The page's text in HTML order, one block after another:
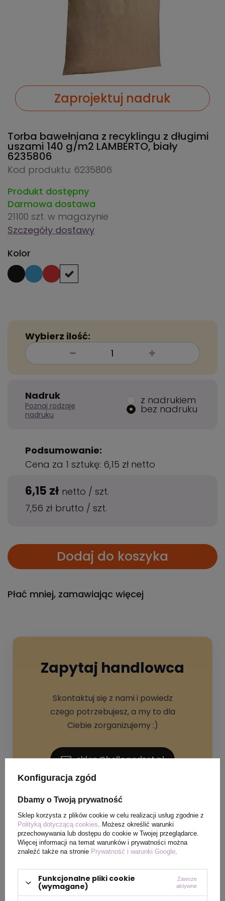
Zaprojektuj nadruk
Torba bawełniana z recyklingu z długimi
uszami 140 g/m2 LAMBERTO, biały
6235806
Kod produktu: 6235806
Produkt dostępny
Darmowa dostawa
21100 szt. w magazynie
Szczegóły dostawy
Kolor
Wybierz ilość:
Nadruk
Poznaj rodzaje
nadruku
z nadrukiem
bez nadruku
Podsumowanie:
Cena za 1 sztukę: 6,15 zł netto
6,15 zł netto / szt.
7,56 zł brutto / szt.
Dodaj do koszyka
Płać mniej, zamawiając więcej
Zapytaj handlowca
Skontaktuj się z nami i powiedz
czego potrzebujesz, a my to dla
Ciebie zorganizujemy :)
sklep@hellogadzet.pl
SPECYFIKACJA PRODUKTU
Konfiguracja zgód
Dbamy o Twoją prywatność
Sklep korzysta z plików cookie w celu realizacji usług zgodnie z
Polityką dotyczącą cookies. Możesz określić warunki
przechowywania lub dostępu do cookie w Twojej przeglądarce.
Więcej informacji na temat warunków i prywatności można
znaleźć także na stronie Prywatność i warunki Google.
Funkcjonalne pliki cookie
(wymagane)
Zawsze
aktywne